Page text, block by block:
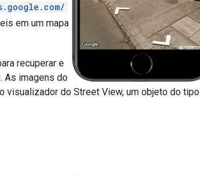
em um mapa
recuperar e
As imagens do
visualizador do Street View, um objeto do tipo